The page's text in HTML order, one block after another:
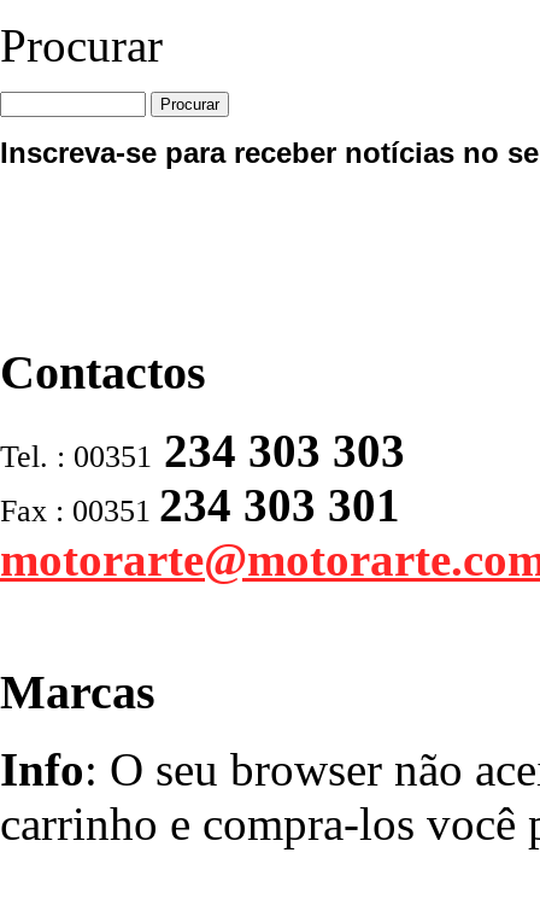
Procurar
Inscreva-se para receber notícias no
Contactos
Tel. : 00351 234 303 303
Fax : 00351 234 303 301
Marcas
Info: O seu browser não
carrinho e compra-los você